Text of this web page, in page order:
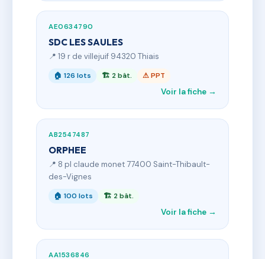
AE0634790
SDC LES SAULES
📍 19 r de villejuif 94320 Thiais
🏠 126 lots 🏗 2 bât. ⚠ PPT
Voir la fiche →
AB2547487
ORPHEE
📍 8 pl claude monet 77400 Saint-Thibault-
des-Vignes
🏠 100 lots 🏗 2 bât.
Voir la fiche →
AA1536846